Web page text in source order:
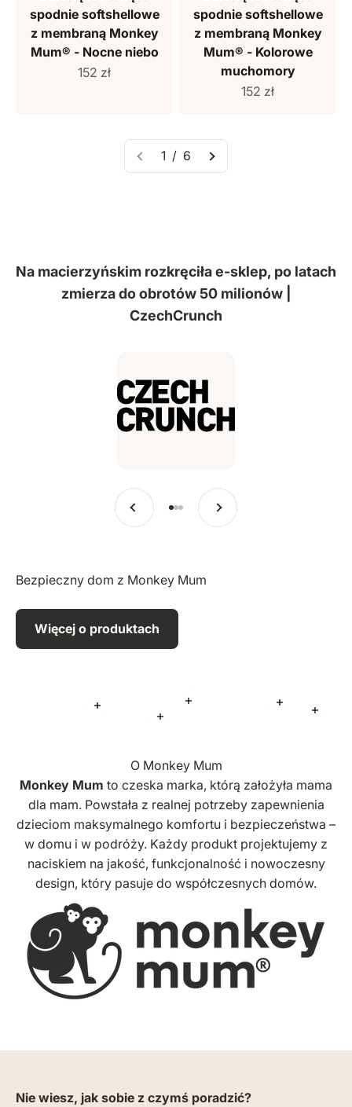
spodnie softshellowe
z membraną Monkey
Mum® - Nocne niebo
Cena sprzedaży
152 zł
spodnie softshellowe
z membraną Monkey
Mum® - Kolorowe
muchomory
Cena sprzedaży
152 zł
1 / 6
Na macierzyńskim rozkręciła e-sklep, po latach
zmierza do obrotów 50 milionów |
CzechCrunch
Poprzedni
Przejdź do pozycji 1
Przejdź do pozycji 2
Przejdź do pozycji 3
Bezpieczny dom z Monkey Mum
Więcej o produktach
Więcej
Więcej informacji Więcej informacji
O Monkey Mum
Monkey Mum to czeska marka, którą założyła mama
dla mam. Powstała z realnej potrzeby zapewnienia
dzieciom maksymalnego komfortu i bezpieczeństwa –
w domu i w podróży. Każdy produkt projektujemy z
naciskiem na jakość, funkcjonalność i nowoczesny
design, który pasuje do współczesnych domów.
Nie wiesz, jak sobie z czymś poradzić?